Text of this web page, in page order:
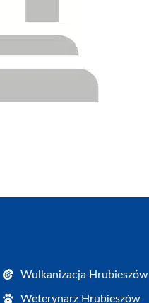
Wulkanizacja Hrubieszów
Weterynarz Hrubieszów